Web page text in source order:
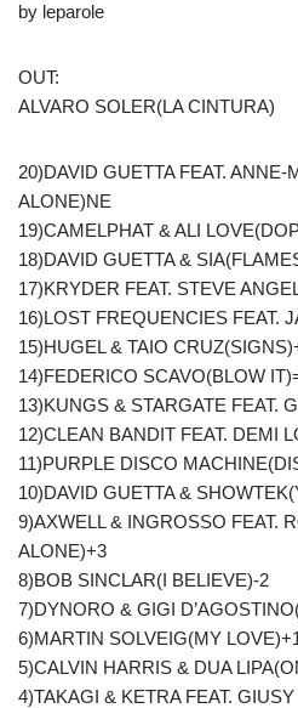
by leparole
OUT:
ALVARO SOLER(LA CINTURA)
20)DAVID GUETTA FEAT. ANNE-
ALONE)NE
19)CAMELPHAT & ALI
18)DAVID GUETTA &
17)KRYDER FEAT. STEVE
16)LOST FREQUENCIES FEAT.
15)HUGEL & TAIO
14)FEDERICO SCAVO(BLOW
13)KUNGS & STARGATE FEAT.
12)CLEAN BANDIT FEAT. DEMI
11)PURPLE DISCO
10)DAVID GUETTA &
9)AXWELL & INGROSSO FEAT.
ALONE)+3
8)BOB SINCLAR(I BELIEVE)-2
7)DYNORO & GIGI
6)MARTIN SOLVEIG(MY
5)CALVIN HARRIS & DUA
4)TAKAGI & KETRA FEAT.